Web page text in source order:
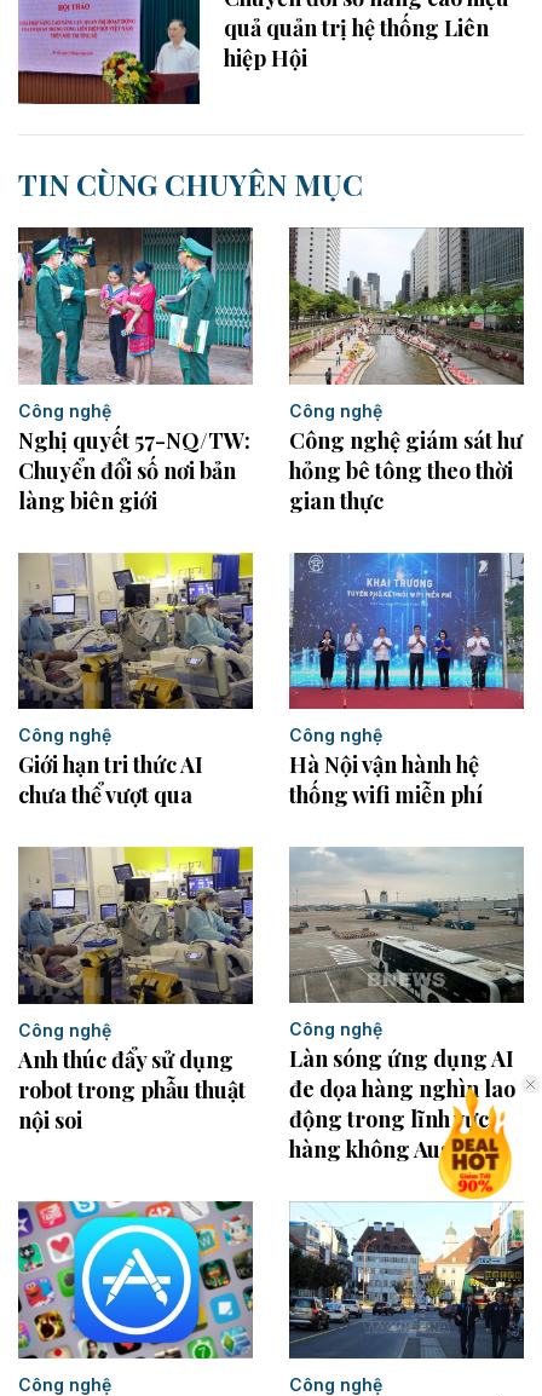
quả quản trị hệ thống Liên
hiệp Hội
TIN CÙNG CHUYÊN MỤC
Công nghệ
Nghị quyết 57-NQ/TW:
Chuyển đổi số nơi bản
làng biên giới
Công nghệ
Công nghệ giám sát hư
hỏng bê tông theo thời
gian thực
Công nghệ
Giới hạn tri thức AI
chưa thể vượt qua
Công nghệ
Hà Nội vận hành hệ
thống wifi miễn phí
Công nghệ
Anh thúc đẩy sử dụng
robot trong phẫu thuật
nội soi
Công nghệ
Làn sóng ứng dụng AI
đe dọa hàng nghìn lao
động trong lĩnh vực
hàng không Australia
Công nghệ Công nghệ